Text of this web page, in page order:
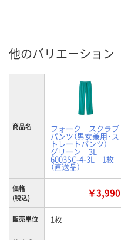
他のバリエーション
商品名 フォーク スクラブ
パンツ（男女兼用・ス
トレートパンツ）
グリーン 3L
6003SC-4-3L 1枚
（直送品）
価格
(税込)
￥3,990
販売単位 1枚